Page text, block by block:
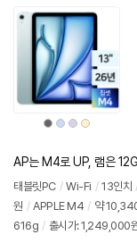
상
품
상
품
상
품
상
품
AP는 M4로 UP, 램은
태블릿PC / Wi-Fi / 13인치
원 / APPLE M4 / 약
616g / 출시가: 1,249,000